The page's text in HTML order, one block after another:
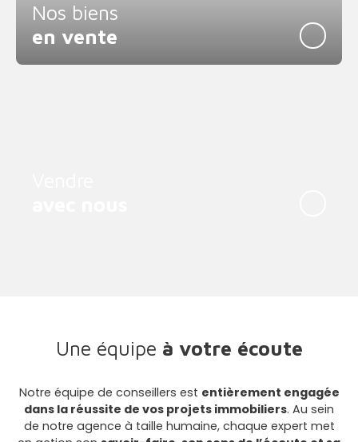
Nos biens
en vente
Une équipe à votre écoute
Notre équipe de conseillers est entièrement engagée
dans la réussite de vos projets immobiliers. Au sein
de notre agence à taille humaine, chaque expert met